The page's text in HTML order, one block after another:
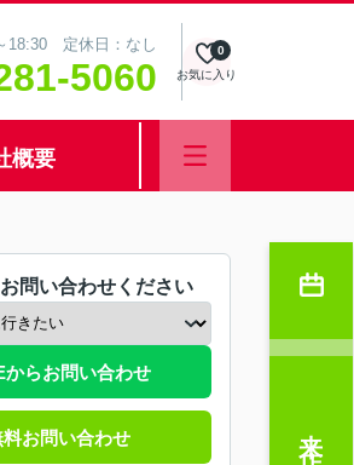
18:30 定休日：なし
5060 お気に入り
0
概要
問い合わせください
からお問い合わせ
料お問い合わせ 来店予約